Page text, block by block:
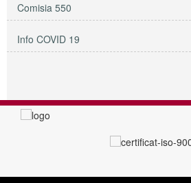
Comisia 550
Info COVID 19